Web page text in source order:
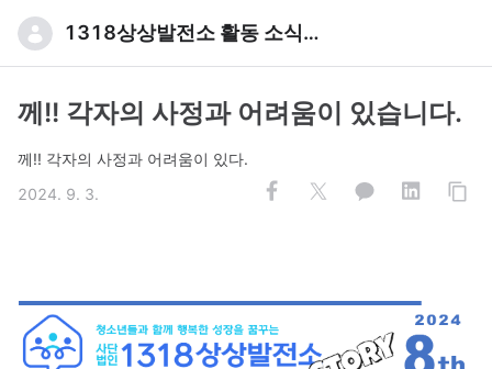
1318상상발전소 활동 소식입니다
께!! 각자의 사정과 어려움이 있습니다.
께!! 각자의 사정과 어려움이 있다.
2024. 9. 3.